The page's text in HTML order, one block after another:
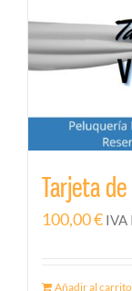
Tarjeta
100,00€ IVA
Añadir al carrito